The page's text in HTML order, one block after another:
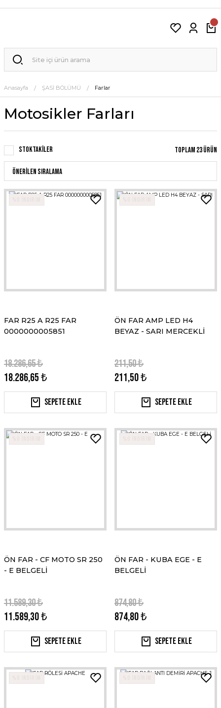
Anasayfa ŞASİ BÖLÜMÜ Farlar
Motosikler Farları
Stoktakiler Toplam 23 ürün
FAR R25 A R25 FAR
0000000005851
18.286,65 ₺
18.286,65 ₺
Sepete Ekle
ÖN FAR AMP LED H4
BEYAZ - SARI MERCEKLİ
211,50 ₺
211,50 ₺
Sepete Ekle
ÖN FAR - CF MOTO SR 250
- E BELGELİ
11.589,30 ₺
11.589,30 ₺
Sepete Ekle
ÖN FAR - KUBA EGE - E
BELGELİ
874,80 ₺
874,80 ₺
Sepete Ekle